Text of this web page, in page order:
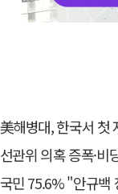
美해병대, 한국서 첫
선관위 의혹 증폭·비당
국민 75.6% "안규백 장